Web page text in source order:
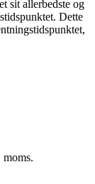
sit allerbedste og
Dette
moms.